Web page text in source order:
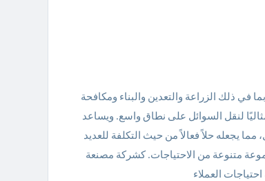
بما في ذلك الزراعة والتعدين والبناء ومكافحة
لنقل السوائل على نطاق واسع. ويساعد
يجعله حلاً فعالاً من حيث التكلفة للعديد
متنوعة من الاحتياجات. كشركة مصنعة
العملاء